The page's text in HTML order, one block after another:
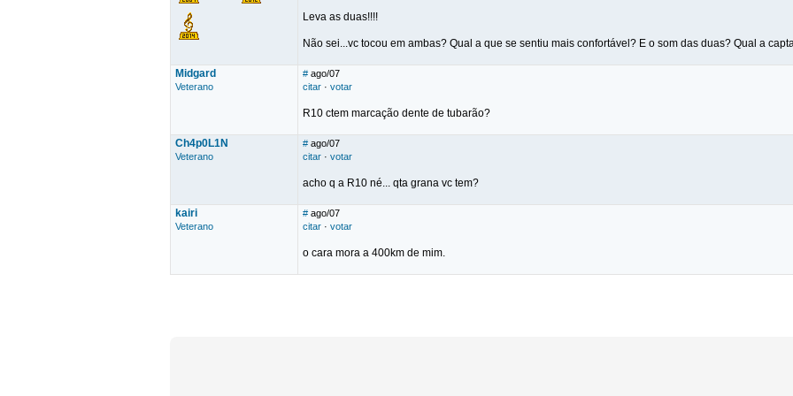
Leva as duas!!!!
Não sei...vc tocou em ambas? Qual a que se sentiu mais confortável? E o som das duas? Qual a
Midgard
Veterano
# ago/07
citar · votar
R10 ctem marcação dente de tubarão?
Ch4p0L1N
Veterano
# ago/07
citar · votar
acho q a R10 né... qta grana vc tem?
kairi
Veterano
# ago/07
citar · votar
o cara mora a 400km de mim.